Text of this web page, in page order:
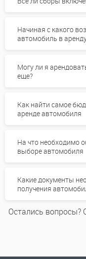
Начиная с какого
автомобиль в
Могу ли я
еще?
Как найти самое
аренде автомобиля
На что необходимо
выборе автомобиля
Какие документы
получения
Остались вопросы?